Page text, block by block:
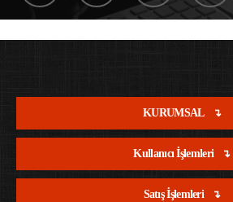
KURUMSAL
Kullanıcı İşlemleri
Satış İşlemleri